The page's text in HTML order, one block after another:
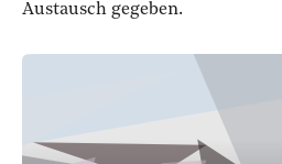
Austausch gegeben.